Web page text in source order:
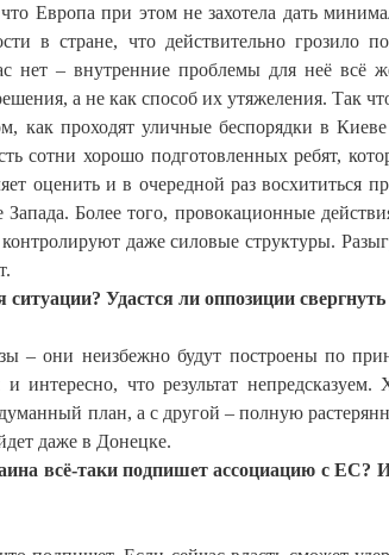
Европа при этом не захотела дать
в стране, что действительно
нет – внутренние проблемы для неё всё
а не как способ их утяжеления. Так
как проходят уличные беспорядки в
сотни хорошо подготовленных ребят,
оценить и в очередной раз восхититься
Более того, провокационные
даже силовые структуры.
Удастся ли оппозиции
– они неизбежно будут построены по
интересно, что результат
план, а с другой – полную
даже в Донецке.
всё-таки подпишет ассоциацию с ЕС?